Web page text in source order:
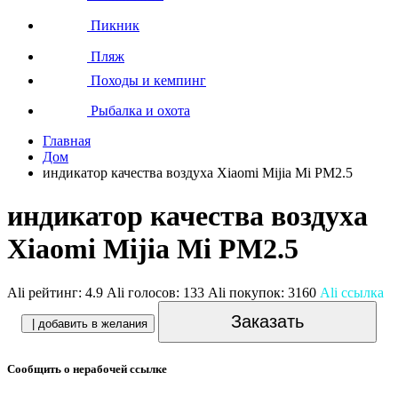
Пикник
Пляж
Походы и кемпинг
Рыбалка и охота
Главная
Дом
индикатор качества воздуха Xiaomi Mijia Mi PM2.5
индикатор качества воздуха
Xiaomi Mijia Mi PM2.5
Ali рейтинг: 4.9 Ali голосов: 133 Ali покупок: 3160 Ali ссылка
| добавить в желания Заказать
Сообщить о нерабочей ссылке